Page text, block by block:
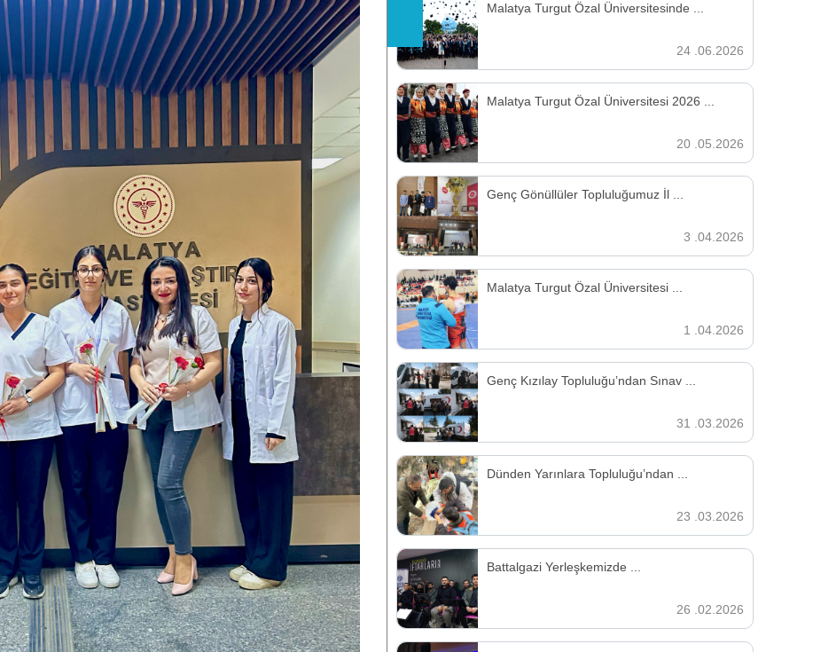
Malatya Turgut Özal Üniversitesinde ...
24 .06.2026
Malatya Turgut Özal Üniversitesi 2026 ...
20 .05.2026
Genç Gönüllüler Topluluğumuz İl ...
3 .04.2026
Malatya Turgut Özal Üniversitesi ...
1 .04.2026
Genç Kızılay Topluluğu’ndan Sınav ...
31 .03.2026
Dünden Yarınlara Topluluğu’ndan ...
23 .03.2026
Battalgazi Yerleşkemizde ...
26 .02.2026